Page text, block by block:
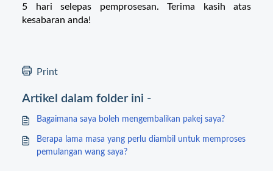
5 hari selepas pemprosesan. Terima kasih atas
kesabaran anda!
Print
Artikel dalam folder ini -
Bagaimana saya boleh mengembalikan pakej saya?
Berapa lama masa yang perlu diambil untuk memproses
pemulangan wang saya?